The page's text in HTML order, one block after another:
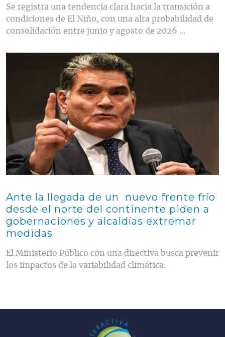
Se registra una tendencia clara hacia la transición a
condiciones de El Niño, con una alta probabilidad de
consolidación entre junio y agosto de 2026 ...
Contenido multimedia principal
Ante la llegada de un nuevo frente frío
desde el norte del continente piden a
gobernaciones y alcaldías extremar
medidas
El Ministerio Público con una directiva busca prevenir
los impactos de la variabilidad climática.